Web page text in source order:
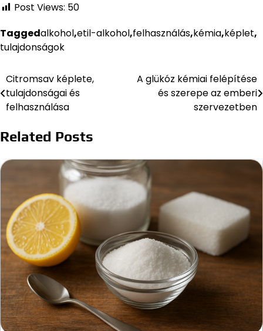
Post Views: 50
Taggedalkohol,etil-alkohol,felhasználás,kémia,képlet,
tulajdonságok
Bejegyzés
navigáció
Citromsav képlete,
tulajdonságai és
felhasználása
A glükóz kémiai felépítése
és szerepe az emberi
szervezetben
Related Posts